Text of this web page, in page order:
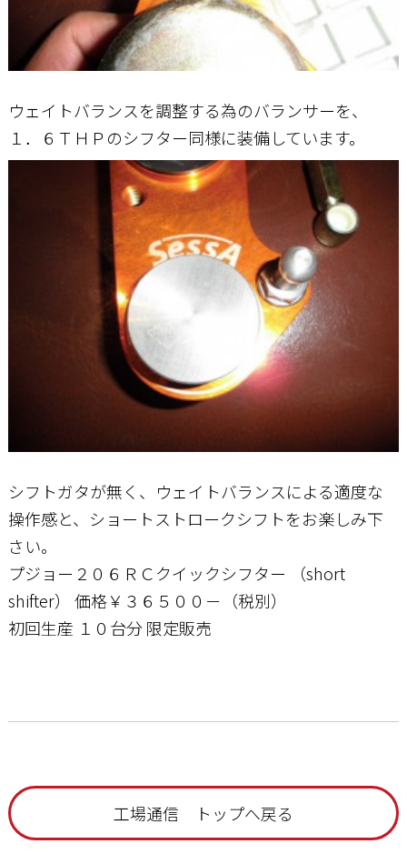
ウェイトバランスを調整する為のバランサーを、
１．６ＴＨＰのシフター同様に装備しています。
シフトガタが無く、ウェイトバランスによる適度な
操作感と、ショートストロークシフトをお楽しみ下
さい。
プジョー２０６ＲＣクイックシフター （short
shifter） 価格￥３６５００－（税別）
初回生産 １０台分 限定販売
工場通信 トップへ戻る